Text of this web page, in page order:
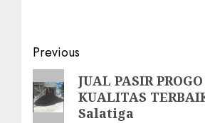
Post
navigation
Previous
Previous
post:
JUAL PASIR PROGO
KUALITAS
Salatiga